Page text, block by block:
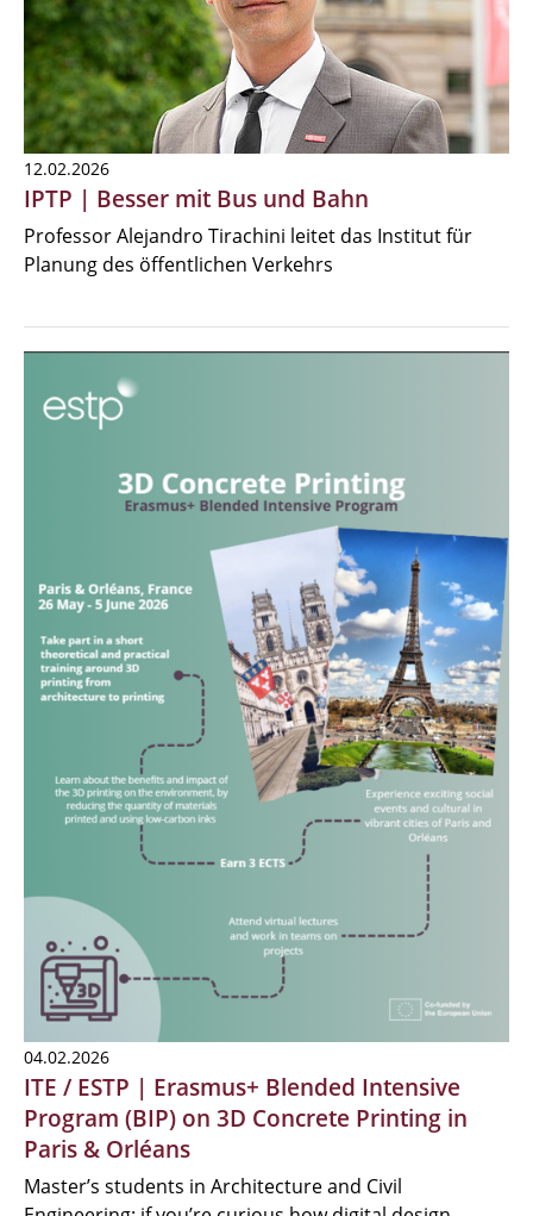
12.02.2026
IPTP | Besser mit Bus und Bahn
Professor Alejandro Tirachini leitet das Institut für
Planung des öffentlichen Verkehrs
04.02.2026
ITE / ESTP | Erasmus+ Blended Intensive
Program (BIP) on 3D Concrete Printing in
Paris & Orléans
Master’s students in Architecture and Civil